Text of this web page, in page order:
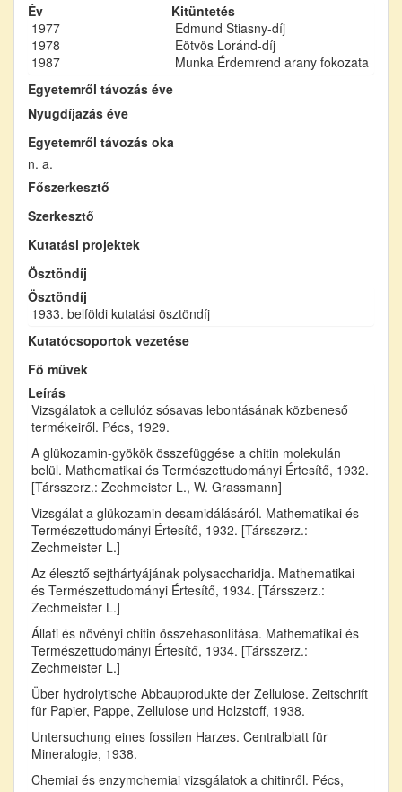
Év
Kitüntetés
1977
Edmund Stiasny-díj
1978
Eötvös Loránd-díj
1987
Munka Érdemrend arany fokozata
Egyetemről távozás éve
Nyugdíjazás éve
Egyetemről távozás oka
n. a.
Főszerkesztő
Szerkesztő
Kutatási projektek
Ösztöndíj
Ösztöndíj
1933. belföldi kutatási ösztöndíj
Kutatócsoportok vezetése
Fő művek
Leírás
Vizsgálatok a cellulóz sósavas lebontásának közbeneső
termékeiről. Pécs, 1929.
A glükozamin-gyökök összefüggése a chitin molekulán
belül. Mathematikai és Természettudományi Értesítő, 1932.
[Társszerz.: Zechmeister L., W. Grassmann]
Vizsgálat a glükozamin desamidálásáról. Mathematikai és
Természettudományi Értesítő, 1932. [Társszerz.:
Zechmeister L.]
Az élesztő sejthártyájának polysaccharidja. Mathematikai
és Természettudományi Értesítő, 1934. [Társszerz.:
Zechmeister L.]
Állati és növényi chitin összehasonlítása. Mathematikai és
Természettudományi Értesítő, 1934. [Társszerz.:
Zechmeister L.]
Über hydrolytische Abbauprodukte der Zellulose. Zeitschrift
für Papier, Pappe, Zellulose und Holzstoff, 1938.
Untersuchung eines fossilen Harzes. Centralblatt für
Mineralogie, 1938.
Chemiai és enzymchemiai vizsgálatok a chitinről. Pécs,